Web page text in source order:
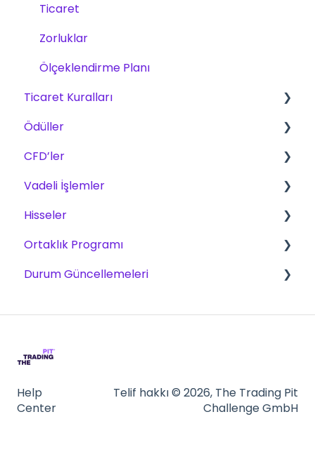
Ticaret
Zorluklar
Ölçeklendirme Planı
Ticaret Kuralları
CFD, Vadeli İşlemler ve Hisseler için Temel
Ödüller
Ücretler
Ödül yöntemleri
CFD’ler
Ürünler
Alım satım
Zorluklar
Platformlar
Vadeli İşlemler
Ölçekleme Planı
zorluklar
Ticaret - Piyasa Verileri
Tradovate
Quantower
Hisseler
Zorluklar
Ortaklık Programı
Ödemeler
Durum Güncellemeleri
Help
Center
Telif hakkı © 2026, The Trading Pit
Challenge GmbH